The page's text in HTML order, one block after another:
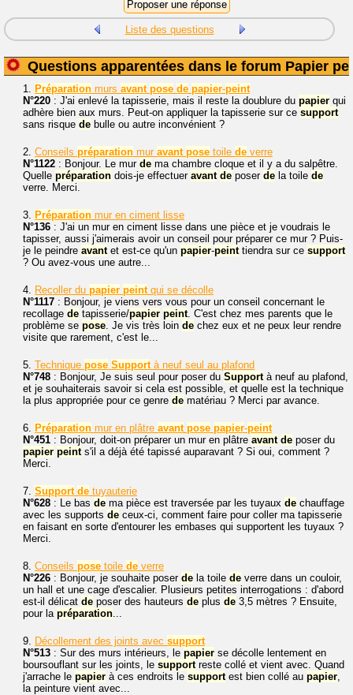
Liste des questions
Questions apparentées dans le forum Papier
1. Préparation murs avant pose de papier-peint
N°220 : J'ai enlevé la tapisserie, mais il reste la doublure du papier qui
adhère bien aux murs. Peut-on appliquer la tapisserie sur ce support
sans risque de bulle ou autre inconvénient ?
2. Conseils préparation mur avant pose toile de verre
N°1122 : Bonjour. Le mur de ma chambre cloque et il y a du salpêtre.
Quelle préparation dois-je effectuer avant de poser de la toile de
verre. Merci.
3. Préparation mur en ciment lisse
N°136 : J'ai un mur en ciment lisse dans une pièce et je voudrais le
tapisser, aussi j'aimerais avoir un conseil pour préparer ce mur ? Puis-
je le peindre avantet est-ce qu'un papier-peinttiendra sur ce support
? Ou avez-vous une autre...
4. Recoller du papier peintqui se décolle
N°1117 : Bonjour, je viens vers vous pour un conseil concernant le
recollage de tapisserie/papier peint. C'est chez mes parents que le
problème se pose. Je vis très loin de chez eux et ne peux leur rendre
visite que rarement, c'est le...
5. Technique pose Supportà neuf seul au plafond
N°748 : Bonjour, Je suis seul pour poser du Supportà neuf au plafond,
et je souhaiterais savoir si cela est possible, et quelle est la technique
la plus appropriée pour ce genre de matériau ? Merci par avance.
6. Préparation mur en plâtre avant pose papier-peint
N°451 : Bonjour, doit-on préparer un mur en plâtre avant de poser du
papier peints'il a déjà été tapissé auparavant ? Si oui, comment ?
Merci.
7. Support de tuyauterie
N°628 : Le bas de ma pièce est traversée par les tuyaux de chauffage
avec les supports de ceux-ci, comment faire pour coller ma tapisserie
en faisant en sorte d'entourer les embases qui supportent les tuyaux ?
Merci.
8. Conseils pose toile de verre
N°226 : Bonjour, je souhaite poser de la toile de verre dans un couloir,
un hall et une cage d'escalier. Plusieurs petites interrogations : d'abord
est-il délicat de poser des hauteurs de plus de 3,5 mètres ? Ensuite,
pour la préparation...
9. Décollement des joints avec support
N°513 : Sur des murs intérieurs, le papier se décolle lentement en
boursouflant sur les joints, le supportreste collé et vient avec. Quand
j'arrache le papier à ces endroits le supportest bien collé au papier,
la peinture vient avec...